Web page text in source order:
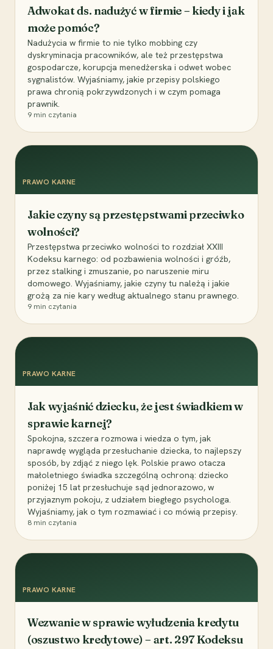
Adwokat ds. nadużyć w firmie – kiedy i jak
może pomóc?
Nadużycia w firmie to nie tylko mobbing czy
dyskryminacja pracowników, ale też przestępstwa
gospodarcze, korupcja menedżerska i odwet wobec
sygnalistów. Wyjaśniamy, jakie przepisy polskiego
prawa chronią pokrzywdzonych i w czym pomaga
prawnik.
9 min czytania
PRAWO KARNE
Jakie czyny są przestępstwami przeciwko
wolności?
Przestępstwa przeciwko wolności to rozdział XXIII
Kodeksu karnego: od pozbawienia wolności i gróźb,
przez stalking i zmuszanie, po naruszenie miru
domowego. Wyjaśniamy, jakie czyny tu należą i jakie
grożą za nie kary według aktualnego stanu prawnego.
9 min czytania
PRAWO KARNE
Jak wyjaśnić dziecku, że jest świadkiem w
sprawie karnej?
Spokojna, szczera rozmowa i wiedza o tym, jak
naprawdę wygląda przesłuchanie dziecka, to najlepszy
sposób, by zdjąć z niego lęk. Polskie prawo otacza
małoletniego świadka szczególną ochroną: dziecko
poniżej 15 lat przesłuchuje sąd jednorazowo, w
przyjaznym pokoju, z udziałem biegłego psychologa.
Wyjaśniamy, jak o tym rozmawiać i co mówią przepisy.
8 min czytania
PRAWO KARNE
Wezwanie w sprawie wyłudzenia kredytu
(oszustwo kredytowe) – art. 297 Kodeksu